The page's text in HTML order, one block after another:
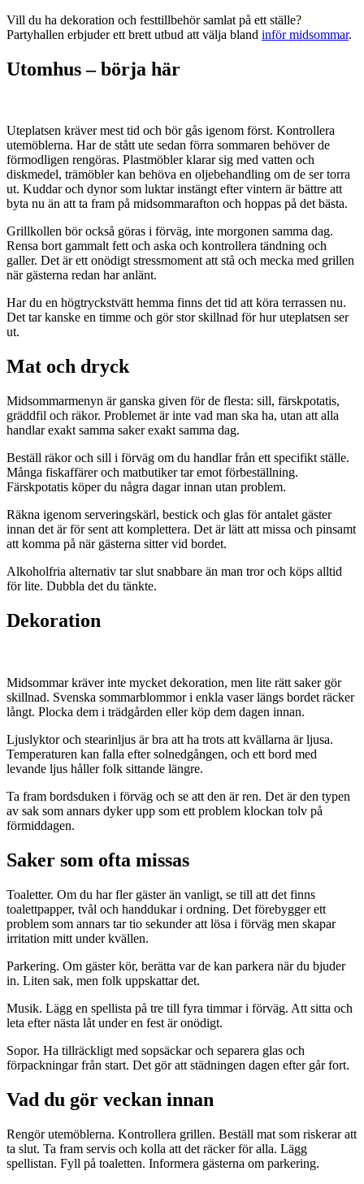
Vill du ha dekoration och festtillbehör samlat på ett ställe?
Partyhallen erbjuder ett brett utbud att välja bland inför midsommar.
Utomhus – börja här
Uteplatsen kräver mest tid och bör gås igenom först. Kontrollera
utemöblerna. Har de stått ute sedan förra sommaren behöver de
förmodligen rengöras. Plastmöbler klarar sig med vatten och
diskmedel, trämöbler kan behöva en oljebehandling om de ser torra
ut. Kuddar och dynor som luktar instängt efter vintern är bättre att
byta nu än att ta fram på midsommarafton och hoppas på det bästa.
Grillkollen bör också göras i förväg, inte morgonen samma dag.
Rensa bort gammalt fett och aska och kontrollera tändning och
galler. Det är ett onödigt stressmoment att stå och mecka med grillen
när gästerna redan har anlänt.
Har du en högtryckstvätt hemma finns det tid att köra terrassen nu.
Det tar kanske en timme och gör stor skillnad för hur uteplatsen ser
ut.
Mat och dryck
Midsommarmenyn är ganska given för de flesta: sill, färskpotatis,
gräddfil och räkor. Problemet är inte vad man ska ha, utan att alla
handlar exakt samma saker exakt samma dag.
Beställ räkor och sill i förväg om du handlar från ett specifikt ställe.
Många fiskaffärer och matbutiker tar emot förbeställning.
Färskpotatis köper du några dagar innan utan problem.
Räkna igenom serveringskärl, bestick och glas för antalet gäster
innan det är för sent att komplettera. Det är lätt att missa och pinsamt
att komma på när gästerna sitter vid bordet.
Alkoholfria alternativ tar slut snabbare än man tror och köps alltid
för lite. Dubbla det du tänkte.
Dekoration
Midsommar kräver inte mycket dekoration, men lite rätt saker gör
skillnad. Svenska sommarblommor i enkla vaser längs bordet räcker
långt. Plocka dem i trädgården eller köp dem dagen innan.
Ljuslyktor och stearinljus är bra att ha trots att kvällarna är ljusa.
Temperaturen kan falla efter solnedgången, och ett bord med
levande ljus håller folk sittande längre.
Ta fram bordsduken i förväg och se att den är ren. Det är den typen
av sak som annars dyker upp som ett problem klockan tolv på
förmiddagen.
Saker som ofta missas
Toaletter. Om du har fler gäster än vanligt, se till att det finns
toalettpapper, tvål och handdukar i ordning. Det förebygger ett
problem som annars tar tio sekunder att lösa i förväg men skapar
irritation mitt under kvällen.
Parkering. Om gäster kör, berätta var de kan parkera när du bjuder
in. Liten sak, men folk uppskattar det.
Musik. Lägg en spellista på tre till fyra timmar i förväg. Att sitta och
leta efter nästa låt under en fest är onödigt.
Sopor. Ha tillräckligt med sopsäckar och separera glas och
förpackningar från start. Det gör att städningen dagen efter går fort.
Vad du gör veckan innan
Rengör utemöblerna. Kontrollera grillen. Beställ mat som riskerar att
ta slut. Ta fram servis och kolla att det räcker för alla. Lägg
spellistan. Fyll på toaletten. Informera gästerna om parkering.